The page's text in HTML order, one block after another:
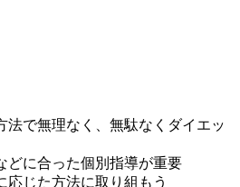
法で無理なく、無駄なくダイエッ
どに合った個別指導が重要
応じた方法に取り組もう